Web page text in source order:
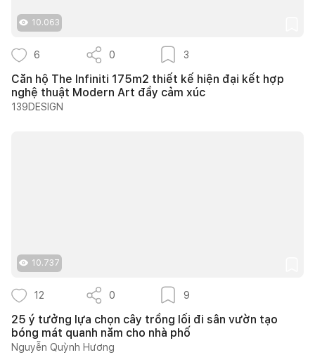
10.063
6 0 3
Căn hộ The Infiniti 175m2 thiết kế hiện đại kết hợp
nghệ thuật Modern Art đầy cảm xúc
139DESIGN
10.737
12 0 9
25 ý tưởng lựa chọn cây trồng lối đi sân vườn tạo
bóng mát quanh năm cho nhà phố
Nguyễn Quỳnh Hương